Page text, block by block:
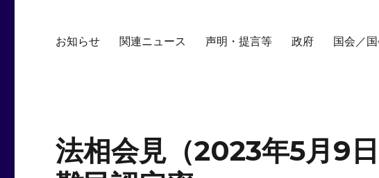
お知らせ 関連ニュース 声明・提言等 政府 国会／
法相会見（2023年5月9